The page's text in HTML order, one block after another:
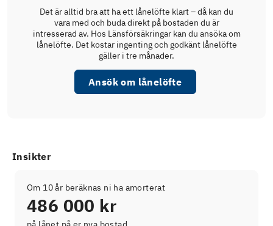
Det är alltid bra att ha ett lånelöfte klart – då kan du
vara med och buda direkt på bostaden du är
intresserad av. Hos Länsförsäkringar kan du ansöka om
lånelöfte. Det kostar ingenting och godkänt lånelöfte
gäller i tre månader.
Ansök om lånelöfte
Insikter
Om 10 år beräknas ni ha amorterat
486 000 kr